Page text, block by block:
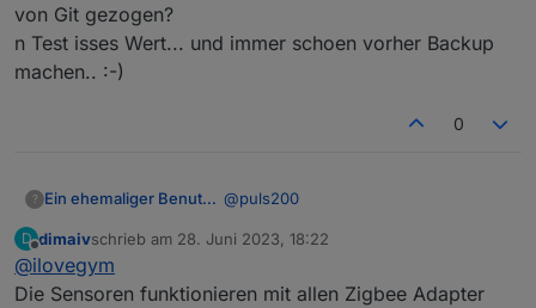
Hat jemand einen Rat?
Gruss
von Git gezogen?
n Test isses Wert... und immer schoen vorher Backup
machen.. :-)
0
? Ein ehemaliger Benutzer @puls200
bei Conbee bin ich raus... aber mal n
1.8.9 gemacht, oder die latest 1.8.11
D
Offline
dimaivschrieb am 28. Juni 2023, 18:22
zuletzt editiert von
@ilovegym
Die Sensoren funktionieren mit allen Zigbee Adapter